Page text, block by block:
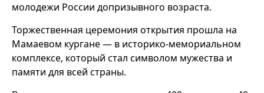
молодежи России допризывного возраста.
Торжественная церемония открытия прошла на
Мамаевом кургане — в историко-мемориальном
комплексе, который стал символом мужества и
памяти для всей страны.